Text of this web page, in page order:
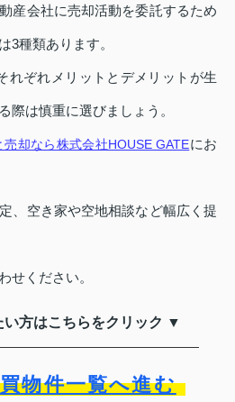
産会社に売却活動を委託するため
3種類あります。
れぞれメリットとデメリットが生
際は慎重に選びましょう。
却なら株式会社HOUSE GATEにお
、空き家や空地相談など幅広く提
せください。
方はこちらをクリック ▼
物件一覧へ進む